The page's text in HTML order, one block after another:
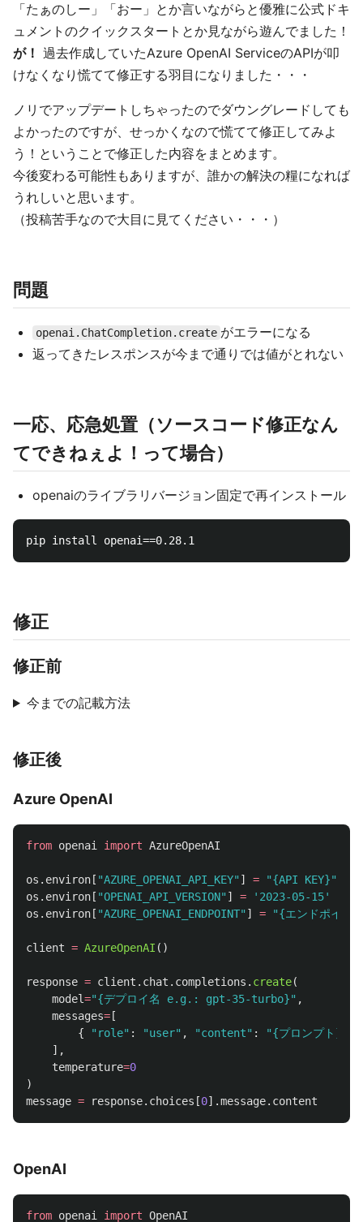
「たぁのしー」「おー」とか言いながらと優雅に公式ドキ
ュメントのクイックスタートとか見ながら遊んでました！
が！ 過去作成していたAzure OpenAI ServiceのAPIが叩
けなくなり慌てて修正する羽目になりました・・・
ノリでアップデートしちゃったのでダウングレードしても
よかったのですが、せっかくなので慌てて修正してみよ
う！ということで修正した内容をまとめます。
今後変わる可能性もありますが、誰かの解決の糧になれば
うれしいと思います。
（投稿苦手なので大目に見てください・・・）
問題
openai.ChatCompletion.create がエラーになる
返ってきたレスポンスが今まで通りでは値がとれない
一応、応急処置（ソースコード修正なん
てできねぇよ！って場合）
openaiのライブラリバージョン固定で再インストール
修正
修正前
今までの記載方法
修正後
Azure OpenAI
from openai import AzureOpenAI
os . environ [ "AZURE_OPENAI_API_KEY" ] = "{API KEY}"
os . environ [ "OPENAI_API_VERSION" ] = ' 2023-05-15'
os . environ [ "AZURE_OPENAI_ENDPOINT" ] = "{エンドポイン
client = AzureOpenAI ()
response = client . chat . completions . create(
model="{デプロイ名 e.g.: gpt-35-turbo}" ,
messages= [
{
" role" : "user" , "content" : "{プロンプト}
],
temperature=0
)
message = response. choices [0].message. content
OpenAI
from openai import OpenAI